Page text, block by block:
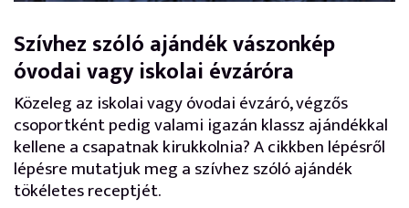
Szívhez szóló ajándék vászonkép
óvodai vagy iskolai évzáróra
Közeleg az iskolai vagy óvodai évzáró, végzős
csoportként pedig valami igazán klassz ajándékkal
kellene a csapatnak kirukkolnia? A cikkben lépésről
lépésre mutatjuk meg a szívhez szóló ajándék
tökéletes receptjét.